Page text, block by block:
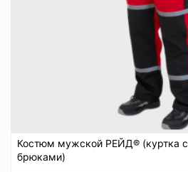
Костюм мужской РЕЙД® (куртка с
брюками)